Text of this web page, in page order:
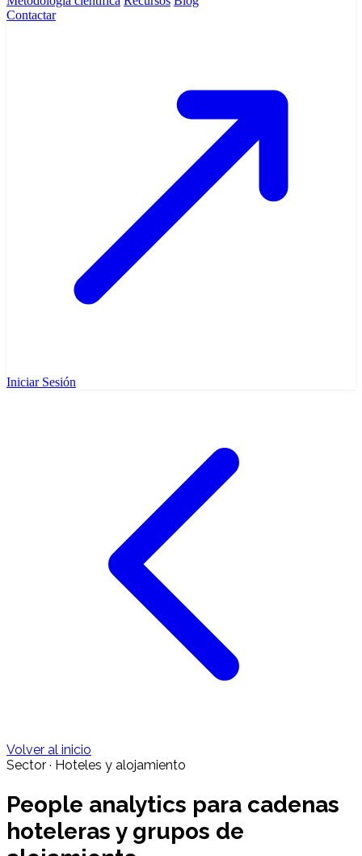
Contactar
Iniciar Sesión
Volver al inicio
Sector · Hoteles y alojamiento
People analytics para cadenas
hoteleras y grupos de